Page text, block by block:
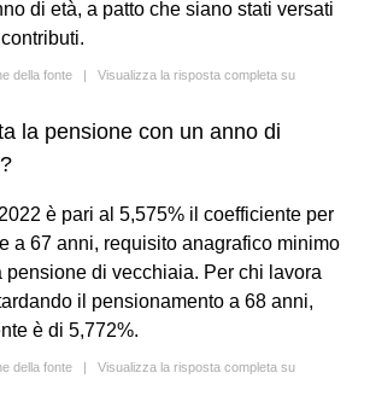
di età, a patto che siano stati versati
della fonte | Visualizza la risposta completa su
la pensione con un anno di
è pari al 5,575% il coefficiente per
a 67 anni, requisito anagrafico minimo
pensione di vecchiaia. Per chi lavora
il pensionamento a 68 anni,
è di 5,772%.
della fonte | Visualizza la risposta completa su